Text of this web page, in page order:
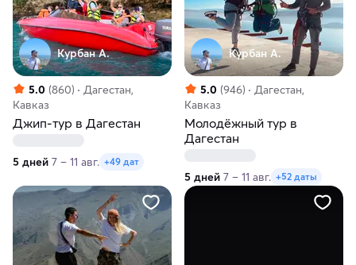
Курбан А.
5.0 (860)
Дагестан,
Кавказ
Джип-тур в Дагестан
5 дней 7 – 11 авг. +49 дат
Курбан А.
5.0 (946)
Дагестан,
Кавказ
Молодёжный тур в
Дагестан
5 дней 7 – 11 авг. +52 даты